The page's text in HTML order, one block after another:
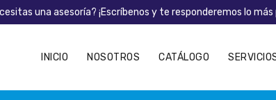
INICIO NOSOTROS CATÁLOGO
una asesoría? ¡Escríbenos y te responderemos lo